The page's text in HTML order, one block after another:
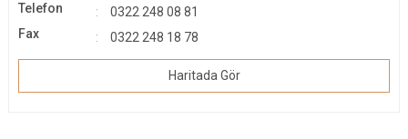
Telefon
0322 248 08 81
Fax
0322 248 18 78
Haritada Gör